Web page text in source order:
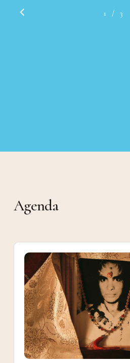
1 2
/ 3
Agenda